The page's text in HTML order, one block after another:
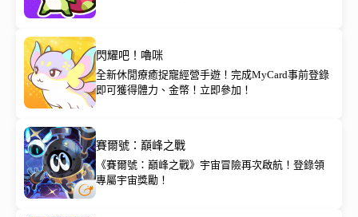
閃耀吧！嚕咪
全新休閒療癒捉寵經營手遊！完成MyCard事前登錄
即可獲得體力、金幣！立即參加！
賽爾號：巔峰之戰
《賽爾號：巔峰之戰》宇宙冒險再次啟航！登錄領
專屬宇宙獎勵！